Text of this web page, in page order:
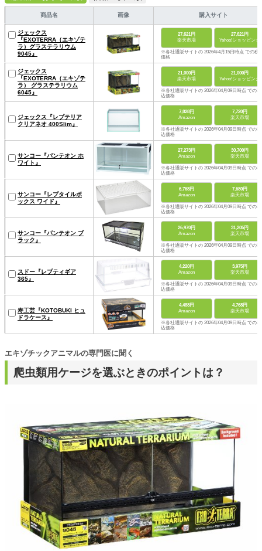
商品名 画像 購入サイト
ジェックス
『EXOTERRA（エキゾテ
ラ）グラステラリウム
9045』
27,621円
楽天市場
27,621円
Yahoo!ショッピング
※各社通販サイトの 2026年4月15日時点 での税
価格
ジェックス
『EXOTERRA（エキゾテ
ラ） グラステラリウム
6045』
21,000円
楽天市場
21,000円
Yahoo!ショッピング
※各社通販サイトの 2026年04月09日時点 での税
込価格
ジェックス『レプテリア
クリアネオ 400Slim』
7,828円
Amazon
7,720円
楽天市場
※各社通販サイトの 2026年04月09日時点 での税
込価格
サンコー『パンテオン ホ
ワイト』
27,273円
Amazon
30,700円
楽天市場
※各社通販サイトの 2026年04月09日時点 での税
込価格
サンコー『レプタイルボ
ックス ワイド』
6,768円
Amazon
7,680円
楽天市場
※各社通販サイトの 2026年04月09日時点 での税
込価格
サンコー『パンテオン ブ
ラック』
26,970円
Amazon
31,205円
楽天市場
※各社通販サイトの 2026年04月09日時点 での税
込価格
スドー『レプティギア
365』
4,220円
Amazon
3,975円
楽天市場
※各社通販サイトの 2026年04月09日時点 での税
込価格
寿工芸『KOTOBUKI ヒュ
ドラケース』
4,488円
Amazon
4,768円
楽天市場
※各社通販サイトの 2026年04月09日時点 での税
込価格
爬虫類用ケージを選ぶときのポイントは？
エキゾチックアニマルの専門医に聞く